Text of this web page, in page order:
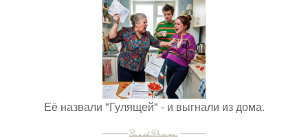
Её назвали "Гулящей" - и выгнали из дома.